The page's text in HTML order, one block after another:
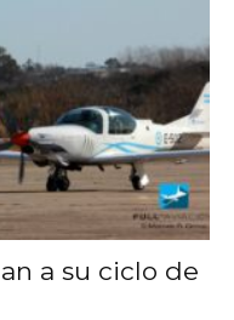
a su ciclo de